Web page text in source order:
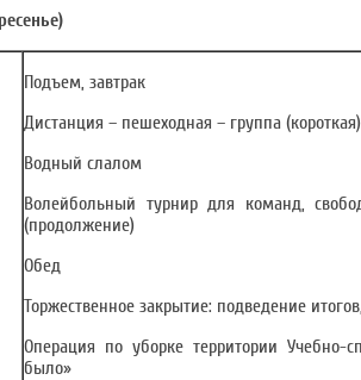
Подъем, завтрак
Дистанция – пешеходная – группа (короткая)
Водный слалом
Волейбольный турнир для команд,
(продолжение)
Обед
Торжественное закрытие: подведение
Операция по уборке территории Учебно-
было»